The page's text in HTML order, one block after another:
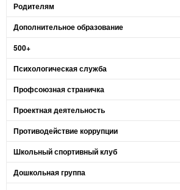
Родителям
Дополнительное образование
500+
Психологическая служба
Профсоюзная страничка
Проектная деятельность
Противодействие коррупции
Школьный спортивный клуб
Дошкольная группа